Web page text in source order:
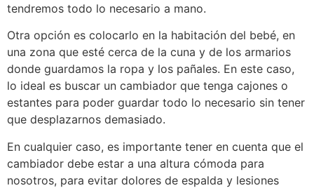
tendremos todo lo necesario a mano.
Otra opción es colocarlo en la habitación del bebé, en
una zona que esté cerca de la cuna y de los armarios
donde guardamos la ropa y los pañales. En este caso,
lo ideal es buscar un cambiador que tenga cajones o
estantes para poder guardar todo lo necesario sin tener
que desplazarnos demasiado.
En cualquier caso, es importante tener en cuenta que el
cambiador debe estar a una altura cómoda para
nosotros, para evitar dolores de espalda y lesiones